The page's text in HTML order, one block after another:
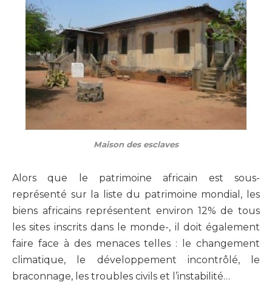
Maison des esclaves
Alors que le patrimoine africain est sous-
représenté sur la liste du patrimoine mondial, les
biens africains représentent environ 12% de tous
les sites inscrits dans le monde-, il doit également
faire face à des menaces telles : le changement
climatique, le développement incontrôlé, le
braconnage, les troubles civils et l’instabilité…